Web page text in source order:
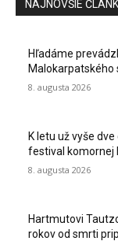
NAJNOVŠIE
Hľadáme
Malokarpatského
8. augusta 2026
K letu už vyše
festival komornej
8. augusta 2026
Hartmutovi
rokov od smrti